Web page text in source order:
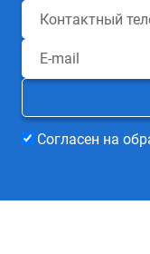
Согласен на